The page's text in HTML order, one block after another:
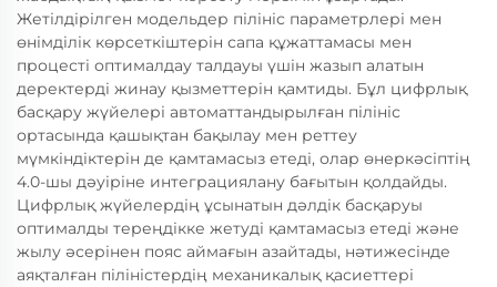
Жетілдірілген модельдер пілініс параметрлері мен
өнімділік көрсеткіштерін сапа құжаттамасы мен
процесті оптималдау талдауы үшін жазып алатын
деректерді жинау қызметтерін қамтиды. Бұл цифрлық
басқару жүйелері автоматтандырылған пілініс
ортасында қашықтан бақылау мен реттеу
мүмкіндіктерін де қамтамасыз етеді, олар өнеркәсіптің
4.0-шы дәуіріне интеграциялану бағытын қолдайды.
Цифрлық жүйелердің ұсынатын дәлдік басқаруы
оптималды тереңдікке жетуді қамтамасыз етеді және
жылу әсерінен пояс аймағын азайтады, нәтижесінде
аяқталған піліністердің механикалық қасиеттері